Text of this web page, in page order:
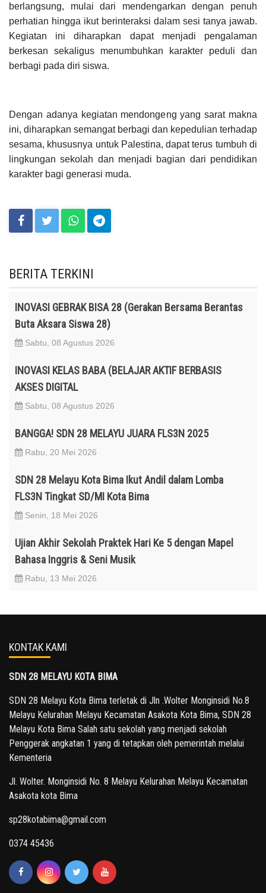
berlangsung, mulai dari mendengarkan dengan penuh
perhatian hingga ikut berinteraksi dalam sesi tanya jawab.
Kegiatan ini diharapkan dapat menjadi pengalaman
berkesan sekaligus menumbuhkan karakter peduli dan
berbagi pada diri siswa.
Dengan adanya kegiatan mendongeng yang sarat makna
ini, diharapkan semangat berbagi dan kepedulian terhadap
sesama, khususnya untuk Palestina, dapat terus tumbuh di
lingkungan sekolah dan menjadi bagian dari pendidikan
karakter bagi generasi muda.
BERITA TERKINI
INOVASI GEBRAK BISA 28 (Gerakan Bersama Berantas
Buta Aksara Siswa 28)
Sabtu, 08 Agustus 2026
INOVASI KELAS BABA (BELAJAR AKTIF BERBASIS
AKSES DIGITAL
Sabtu, 08 Agustus 2026
BANGGA! SDN 28 MELAYU JUARA FLS3N 2025
Rabu, 20 Mei 2026
SDN 28 Melayu Kota Bima Ikut Andil dalam Lomba
FLS3N Tingkat SD/MI Kota Bima
Senin, 18 Mei 2026
Ujian Akhir Sekolah Praktek Hari Ke 5 dengan Mapel
Bahasa Inggris & Seni Musik
Rabu, 13 Mei 2026
KONTAK KAMI
SDN 28 MELAYU KOTA BIMA
SDN 28 Melayu Kota Bima terletak di Jln .Wolter Monginsidi No.8
Melayu Kelurahan Melayu Kecamatan Asakota Kota Bima, SDN 28
Melayu Kota Bima Salah satu sekolah yang menjadi sekolah
Penggerak angkatan 1 yang di tetapkan oleh pemerintah melalui
Kementeria
Jl. Wolter. Monginsidi No. 8 Melayu Kelurahan Melayu Kecamatan
Asakota kota Bima
sp28kotabima@gmail.com
0374 45436